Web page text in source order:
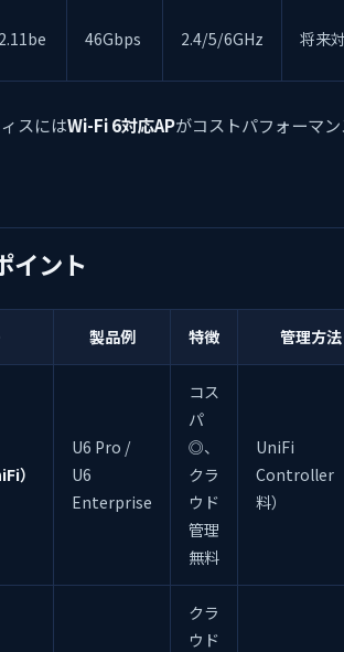
46Gbps 2.4/5/6GHz 将来
スにはWi-Fi 6対応APがコストパフォーマ
イント
製品例 特徴 管理方法
）
U6 Pro /
U6
Enterprise
コス
パ
◎、
クラ
ウド
管理
無料
UniFi
Controller
料）
クラ
ウド